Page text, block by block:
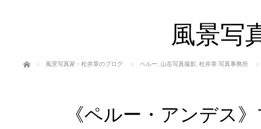
風景写
ホーム 風景写真家・松井章のブログ ペルー, 山岳写真撮影, 松井章 写真事務所
《ペルー・アンデス